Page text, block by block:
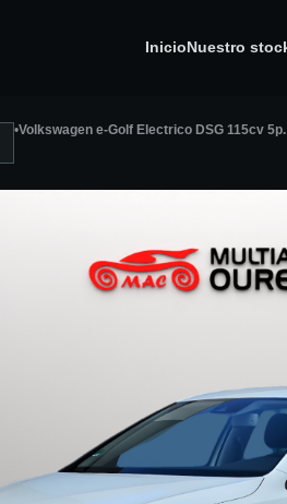
InicioNuestro
•Volkswagen e-Golf Electrico DSG 115cv 5p.